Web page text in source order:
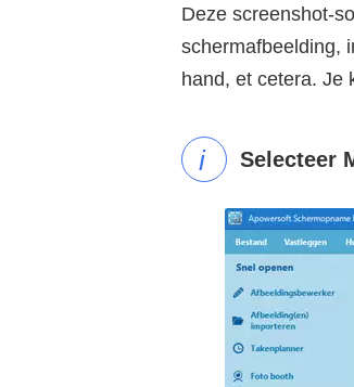
Deze screenshot-
schermafbeelding,
hand, et cetera. Je
i Selecteer